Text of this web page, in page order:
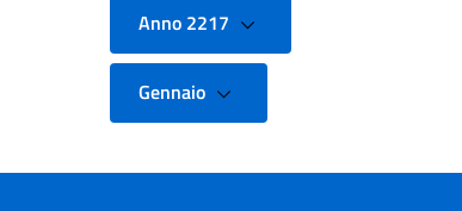
Anno 2217
Gennaio